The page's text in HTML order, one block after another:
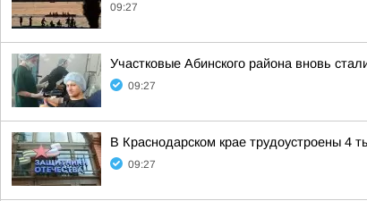
09:27
Участковые Абинского района вновь
09:27
В Краснодарском крае трудоустроены 4
09:27